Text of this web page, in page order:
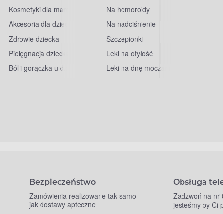
Kosmetyki dla mam
Akcesoria dla dzieci
Zdrowie dziecka
Pielęgnacja dziecka
Ból i gorączka u dzieci
Na hemoroidy
Na nadciśnienie
Szczepionki
Leki na otyłość
Leki na dnę moczanową
Bezpieczeństwo
Zamówienia realizowane tak samo
jak dostawy apteczne
Obsługa
Zadzwoń na nr
jesteśmy by Ci